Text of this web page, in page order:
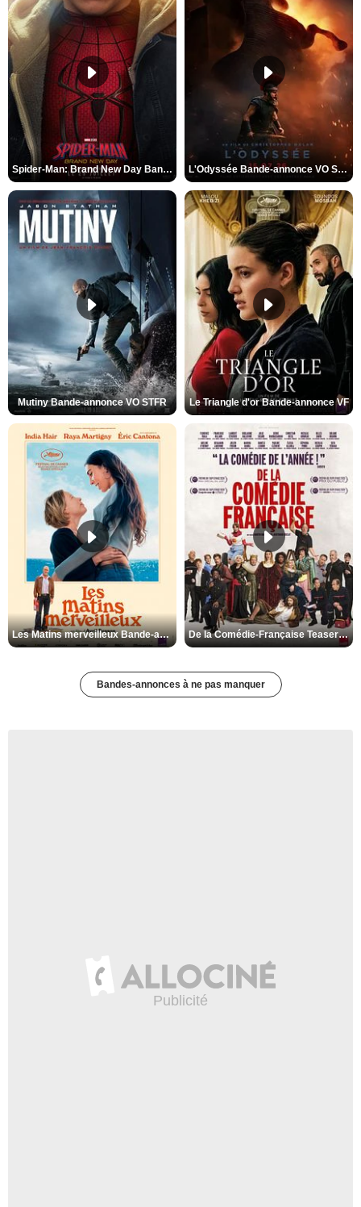
Spider-Man: Brand New Day Bande-annonce VO STFR L'Odyssée Bande-annonce VO STFR
Mutiny Bande-annonce VO STFR Le Triangle d'or Bande-annonce VF
Les Matins merveilleux Bande-annonce VF De la Comédie-Française Teaser VF
Bandes-annonces à ne pas manquer